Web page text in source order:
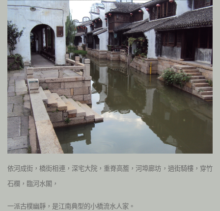
依河成街，橋街相連，深宅大院，重脊高簷，河埠廊坊，過街騎樓，穿竹
石欄，臨河水閣，
一派古樸幽靜，是江南典型的小橋流水人家。